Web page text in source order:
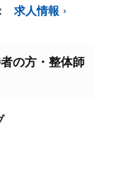
求人情報
の方・整体師